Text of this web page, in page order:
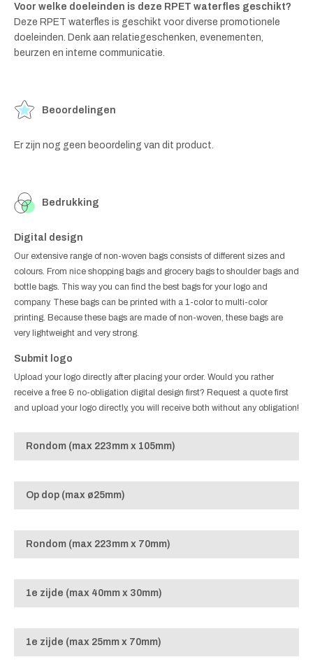
Voor welke doeleinden is deze RPET waterfles geschikt?
Deze RPET waterfles is geschikt voor diverse promotionele
doeleinden. Denk aan relatiegeschenken, evenementen,
beurzen en interne communicatie.
Beoordelingen
Er zijn nog geen beoordeling van dit product.
Bedrukking
Digital design
Our extensive range of non-woven bags consists of different sizes and
colours. From nice shopping bags and grocery bags to shoulder bags and
bottle bags. This way you can find the best bags for your logo and
company. These bags can be printed with a 1-color to multi-color
printing. Because these bags are made of non-woven, these bags are
very lightweight and very strong.
Submit logo
Upload your logo directly after placing your order. Would you rather
receive a free & no-obligation digital design first? Request a quote first
and upload your logo directly, you will receive both without any obligation!
Rondom (max 223mm x 105mm)
Op dop (max ø25mm)
Rondom (max 223mm x 70mm)
1e zijde (max 40mm x 30mm)
1e zijde (max 25mm x 70mm)